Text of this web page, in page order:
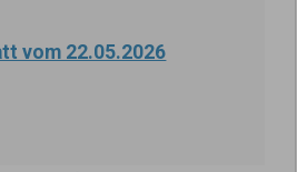
vom 22.05.2026